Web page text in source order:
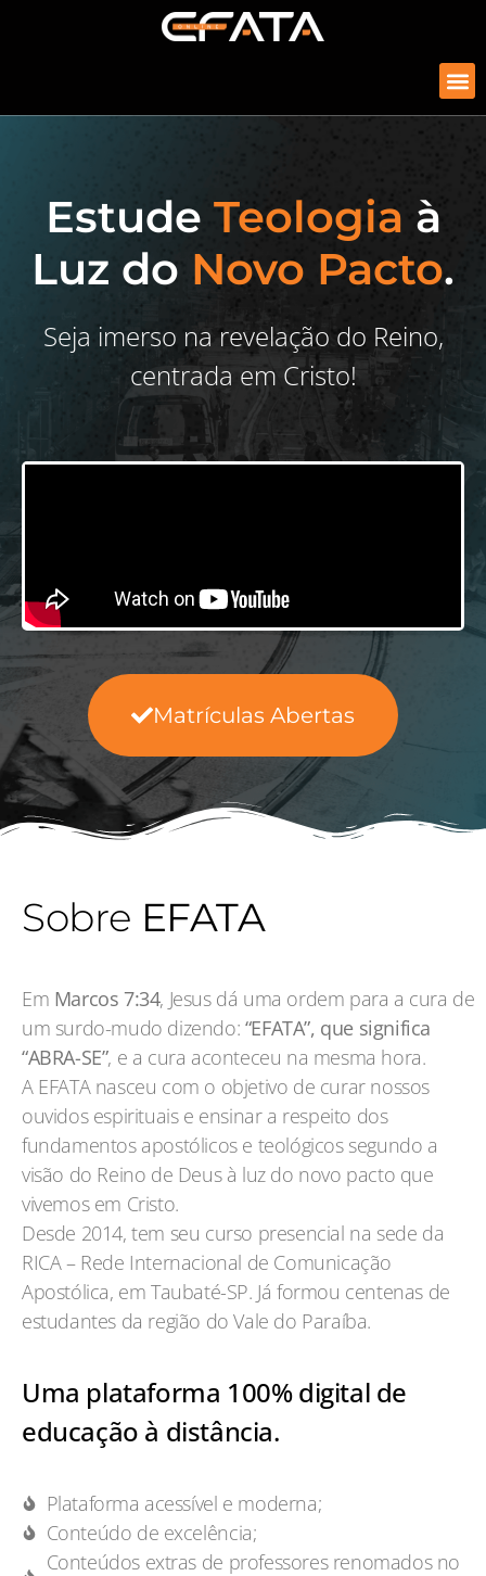
Estude Teologia à
Luz do Novo Pacto.
Seja imerso na revelação do Reino,
centrada em Cristo!
Matrículas Abertas
Sobre EFATA
Em Marcos 7:34, Jesus dá uma ordem para a cura de
um surdo-mudo dizendo: “EFATA”, que significa
“ABRA-SE”, e a cura aconteceu na mesma hora.
A EFATA nasceu com o objetivo de curar nossos
ouvidos espirituais e ensinar a respeito dos
fundamentos apostólicos e teológicos segundo a
visão do Reino de Deus à luz do novo pacto que
vivemos em Cristo.
Desde 2014, tem seu curso presencial na sede da
RICA – Rede Internacional de Comunicação
Apostólica, em Taubaté-SP. Já formou centenas de
estudantes da região do Vale do Paraíba.
Uma plataforma 100% digital de
educação à distância.
Plataforma acessível e moderna;
Conteúdo de excelência;
Conteúdos extras de professores renomados no